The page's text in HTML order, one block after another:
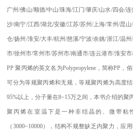
广州/佛山/顺德/中山/珠海/江门/肇庆/山水/四会/连
沙/南宁/江西/湖北/安徽/江苏/苏州/上海/常州 /昆山/
仓/扬州 /淮安/大丰/杭州/慈溪/宁波/余姚/浙江/温州 /
市/徐州市/常州市/苏州市/南通市/连云港市/淮安市
PP聚丙烯的英文名为Polypropylene，简称PP ，
可分为等规聚丙烯和无规，等规聚丙烯为高度
95%以上，分子量在8~15万之间，本书介绍的聚
聚丙烯在室温下是一种非结晶的、微带粘
（ 3000~10000），结构不规整缺乏内聚力，应